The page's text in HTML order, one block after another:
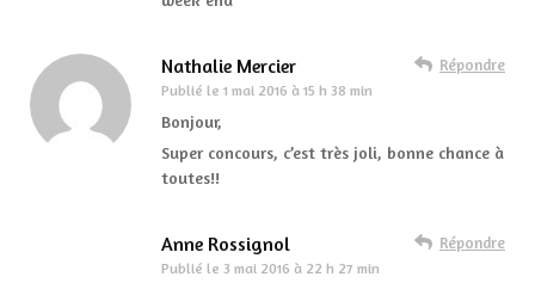
Nathalie Mercier
Publié le 1 mai 2016 à 15 h 38 min
Répondre
Bonjour,
Super concours, c’est très joli, bonne chance à
toutes!!
Anne Rossignol
Publié le 3 mai 2016 à 22 h 27 min
Répondre